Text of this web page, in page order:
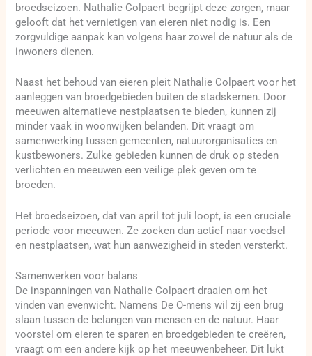
broedseizoen. Nathalie Colpaert begrijpt deze zorgen, maar
gelooft dat het vernietigen van eieren niet nodig is. Een
zorgvuldige aanpak kan volgens haar zowel de natuur als de
inwoners dienen.
Naast het behoud van eieren pleit Nathalie Colpaert voor het
aanleggen van broedgebieden buiten de stadskernen. Door
meeuwen alternatieve nestplaatsen te bieden, kunnen zij
minder vaak in woonwijken belanden. Dit vraagt om
samenwerking tussen gemeenten, natuurorganisaties en
kustbewoners. Zulke gebieden kunnen de druk op steden
verlichten en meeuwen een veilige plek geven om te
broeden.
Het broedseizoen, dat van april tot juli loopt, is een cruciale
periode voor meeuwen. Ze zoeken dan actief naar voedsel
en nestplaatsen, wat hun aanwezigheid in steden versterkt.
Samenwerken voor balans
De inspanningen van Nathalie Colpaert draaien om het
vinden van evenwicht. Namens De O-mens wil zij een brug
slaan tussen de belangen van mensen en de natuur. Haar
voorstel om eieren te sparen en broedgebieden te creëren,
vraagt om een andere kijk op het meeuwenbeheer. Dit lukt